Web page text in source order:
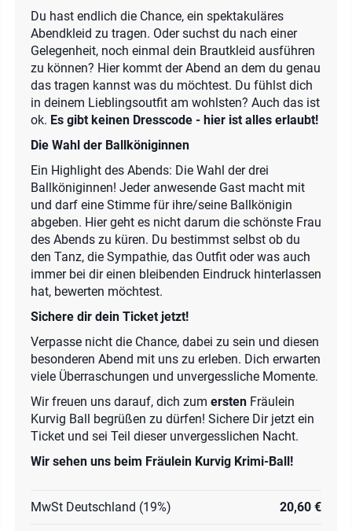
Du hast endlich die Chance, ein spektakuläres
Abendkleid zu tragen. Oder suchst du nach einer
Gelegenheit, noch einmal dein Brautkleid ausführen
zu können? Hier kommt der Abend an dem du genau
das tragen kannst was du möchtest. Du fühlst dich
in deinem Lieblingsoutfit am wohlsten? Auch das ist
ok. Es gibt keinen Dresscode - hier ist alles erlaubt!
Die Wahl der Ballköniginnen
Ein Highlight des Abends: Die Wahl der drei
Ballköniginnen! Jeder anwesende Gast macht mit
und darf eine Stimme für ihre/seine Ballkönigin
abgeben. Hier geht es nicht darum die schönste Frau
des Abends zu küren. Du bestimmst selbst ob du
den Tanz, die Sympathie, das Outfit oder was auch
immer bei dir einen bleibenden Eindruck hinterlassen
hat, bewerten möchtest.
Sichere dir dein Ticket jetzt!
Verpasse nicht die Chance, dabei zu sein und diesen
besonderen Abend mit uns zu erleben. Dich erwarten
viele Überraschungen und unvergessliche Momente.
Wir freuen uns darauf, dich zum ersten Fräulein
Kurvig Ball begrüßen zu dürfen! Sichere Dir jetzt ein
Ticket und sei Teil dieser unvergesslichen Nacht.
Wir sehen uns beim Fräulein Kurvig Krimi-Ball!
MwSt Deutschland (19%) 20,60 €